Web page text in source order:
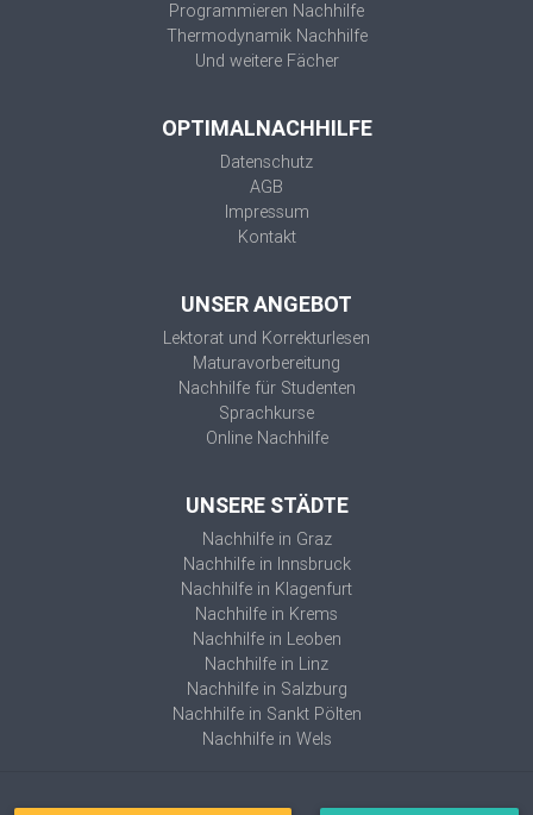
Programmieren Nachhilfe
Thermodynamik Nachhilfe
Und weitere Fächer
OPTIMALNACHHILFE
Datenschutz
AGB
Impressum
Kontakt
UNSER ANGEBOT
Lektorat und Korrekturlesen
Maturavorbereitung
Nachhilfe für Studenten
Sprachkurse
Online Nachhilfe
UNSERE STÄDTE
Nachhilfe in Graz
Nachhilfe in Innsbruck
Nachhilfe in Klagenfurt
Nachhilfe in Krems
Nachhilfe in Leoben
Nachhilfe in Linz
Nachhilfe in Salzburg
Nachhilfe in Sankt Pölten
Nachhilfe in Wels